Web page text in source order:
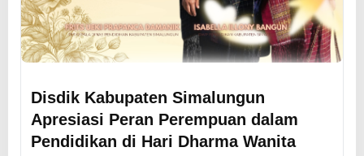
Disdik Kabupaten Simalungun
Apresiasi Peran Perempuan dalam
Pendidikan di Hari Dharma Wanita